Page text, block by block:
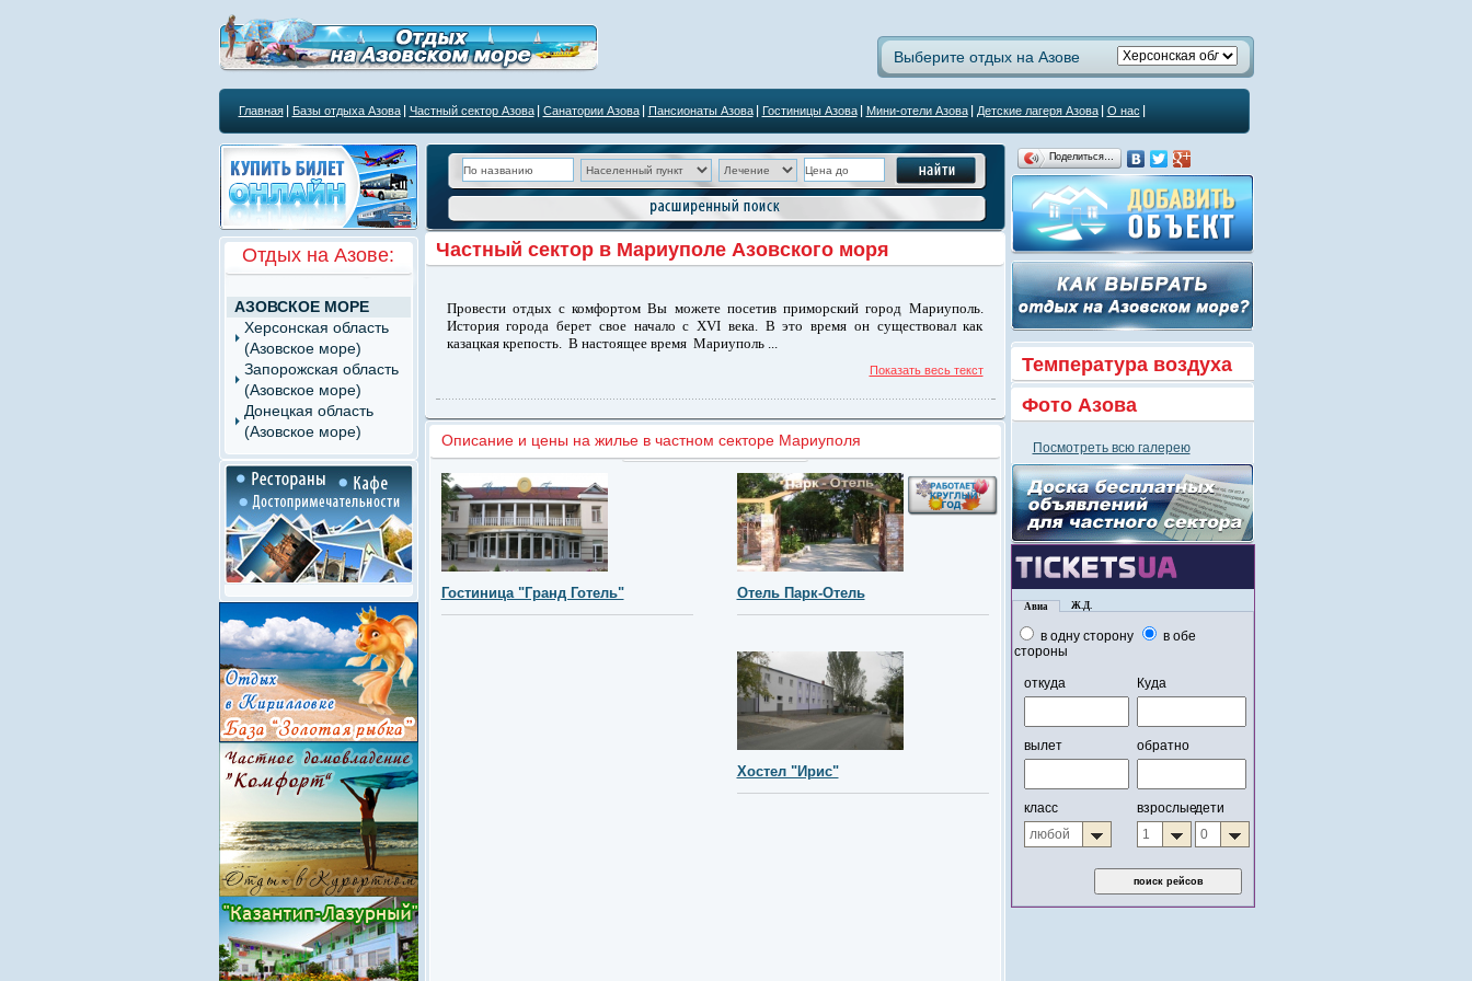
Выберите отдых на Азове
Главная Базы отдыха Азова Частный сектор Азова Санатории Азова Пансионаты Азова Гостиницы Азова Мини-отели Азова Детские лагеря Азова О нас
Поделиться…
Температура воздуха
Фото Азова
Посмотреть всю галерею
Отдых на Азове:
АЗОВСКОЕ МОРЕ
Херсонская область
(Азовское море)
Запорожская область
(Азовское море)
Донецкая область
(Азовское море)
Частный сектор в Мариуполе Азовского моря
Провести отдых с комфортом Вы можете посетив приморский город Мариуполь.
История города берет свое начало с XVI века. В это время он существовал как
казацкая крепость. В настоящее время Мариуполь ...
Показать весь текст
Описание и цены на жилье в частном секторе Мариуполя
Отель Парк-Отель
Гостиница "Гранд Готель"
Хостел "Ирис"